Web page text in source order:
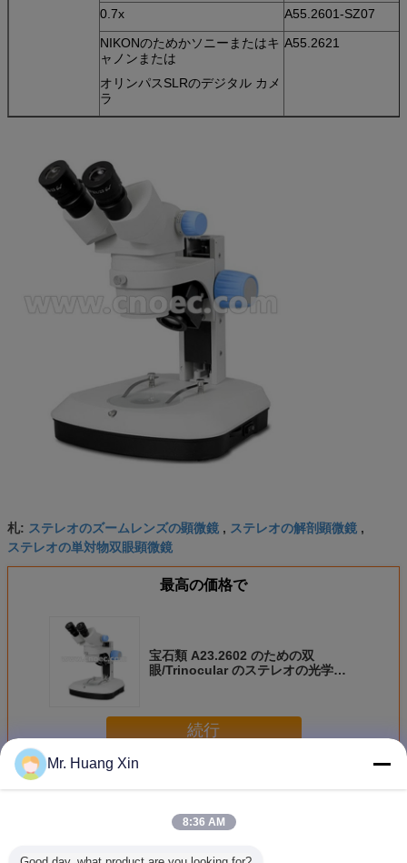
0.7x
A55.2601-SZ07
NIKONのためかソニーまたはキ
ャノンまたは
オリンパスSLRのデジタル カメ
ラ
A55.2621
札: ステレオのズームレンズの顕微鏡 , ステレオの解剖顕微鏡 ,
ステレオの単対物双眼顕微鏡
最高の価格で
宝石類 A23.2602 のための双
眼/Trinocular のステレオの光学顕
続行
多くステレオの光学顕微鏡
Mr. Huang Xin
8:36 AM